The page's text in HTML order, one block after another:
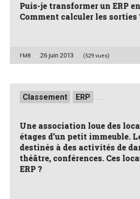
Puis-je transformer un ERP
Comment calculer les sorties
Posted
FMB 26 juin 2013 (529 vues)
Posted
inClassement ERP . . .
Une association loue des
étages d’un petit immeuble.
destinés à des activités de
théâtre, conférences. Ces
ERP ?